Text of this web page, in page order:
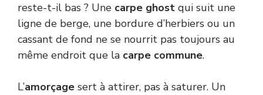
reste-t-il bas ? Une carpe ghost qui suit une
ligne de berge, une bordure d’herbiers ou un
cassant de fond ne se nourrit pas toujours au
même endroit que la carpe commune.
L’amorçage sert à attirer, pas à saturer. Un